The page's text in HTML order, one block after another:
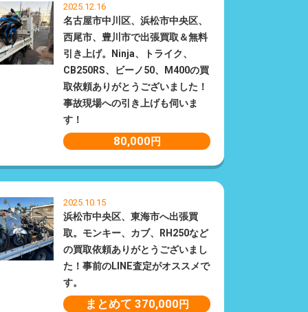
2025.12.16
名古屋市中川区、浜松市中央区、
西尾市、豊川市で出張買取＆無料
引き上げ。Ninja、トライク、
CB250RS、ビーノ50、M400の買
取依頼ありがとうございました！
事故現場への引き上げも伺いま
す！
80,000 円
2025.10.15
浜松市中央区、東海市へ出張買
取。モンキー、カブ、RH250など
の買取依頼ありがとうございまし
た！事前のLINE査定がオススメで
す。
まとめて 370,000 円